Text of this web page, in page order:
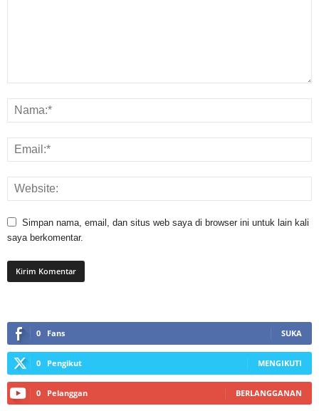
Simpan nama, email, dan situs web saya di browser ini untuk lain kali
saya berkomentar.
0 Fans SUKA
0 Pengikut MENGIKUTI
0 Pelanggan BERLANGGANAN